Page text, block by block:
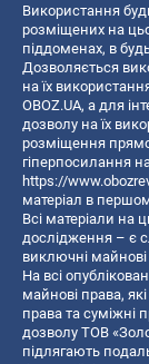
Використання
розміщених на
піддоменах, в
Дозволяється
на їх
OBOZ.UA, а для
дозволу на їх
розміщення
гіперпосилання
https://
матеріал в
Всі матеріали на
дослідження – є
виключні
На всі
майнові права,
права та суміжні
дозволу ТОВ
підлягають